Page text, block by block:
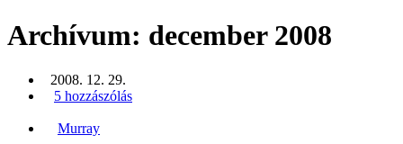
Archívum: december 2008
2008. 12. 29.
5 hozzászólás
Murray